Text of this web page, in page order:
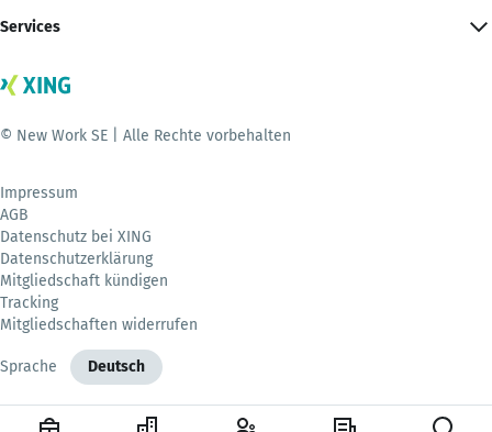
Services
© New Work SE | Alle Rechte vorbehalten
Impressum
AGB
Datenschutz bei XING
Datenschutzerklärung
Mitgliedschaft kündigen
Tracking
Mitgliedschaften widerrufen
Sprache Deutsch